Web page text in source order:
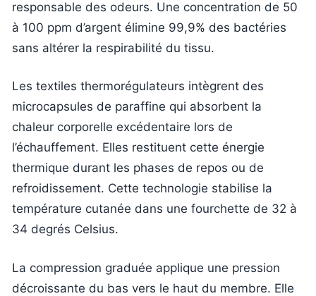
responsable des odeurs. Une concentration de 50
à 100 ppm d’argent élimine 99,9% des bactéries
sans altérer la respirabilité du tissu.
Les textiles thermorégulateurs intègrent des
microcapsules de paraffine qui absorbent la
chaleur corporelle excédentaire lors de
l’échauffement. Elles restituent cette énergie
thermique durant les phases de repos ou de
refroidissement. Cette technologie stabilise la
température cutanée dans une fourchette de 32 à
34 degrés Celsius.
La compression graduée applique une pression
décroissante du bas vers le haut du membre. Elle